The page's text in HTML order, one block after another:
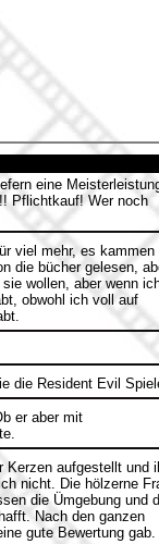
eine
Pflichtkauf! Wer noch
viel mehr, es kammen
die bücher gelesen,
wollen, aber wenn
obwohl ich voll auf
die Resident Evil
er aber mit
Kerzen aufgestellt und
nicht. Die hölzerne
die Ümgebung und
Nach den ganzen
gute Bewertung gab.